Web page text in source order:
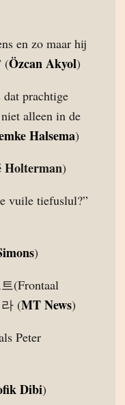
en zo maar hij
(Özcan Akyol)
prachtige
alleen in de
Halsema)
Holterman)
vuile tiefuslul?”
)
(Frontaal
(MT News)
Peter
Dibi)